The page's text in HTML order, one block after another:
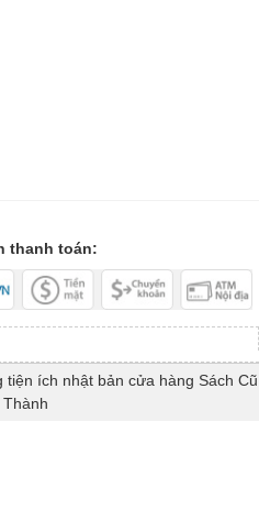
thanh toán:
ích nhật bản cửa hàng Sách Cũ
Thành